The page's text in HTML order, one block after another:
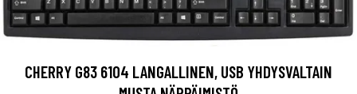
CHERRY G83 6104 LANGALLINEN, USB YHDYSVALTAIN